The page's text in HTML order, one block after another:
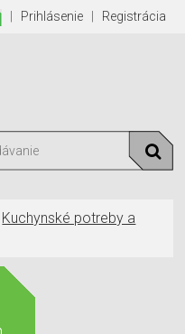
| Prihlásenie| Registrácia
Kuchynské potreby a